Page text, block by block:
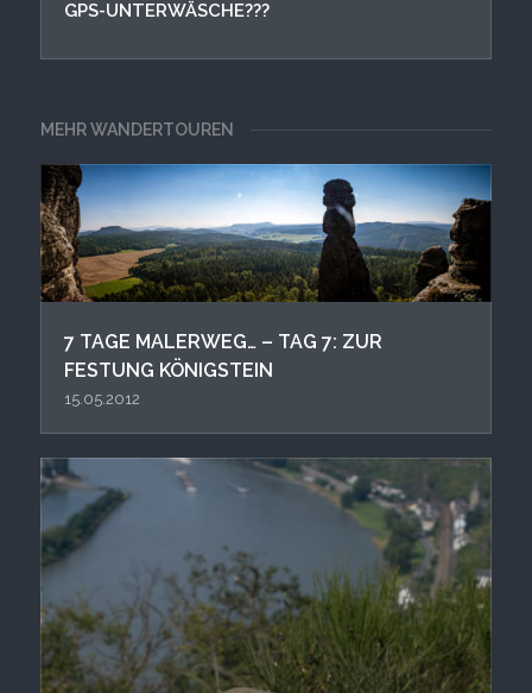
GPS-UNTERWÄSCHE???
MEHR WANDERTOUREN
7 TAGE MALERWEG… – TAG 7: ZUR
FESTUNG KÖNIGSTEIN
15.05.2012